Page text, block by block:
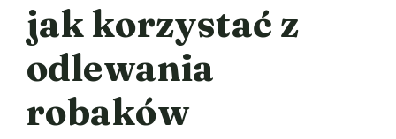
jak korzystać z
odlewania
robaków